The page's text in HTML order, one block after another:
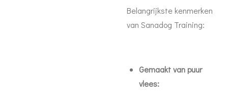
Belangrijkste kenmerken
van Sanadog Training:
Gemaakt van puur
vlees: